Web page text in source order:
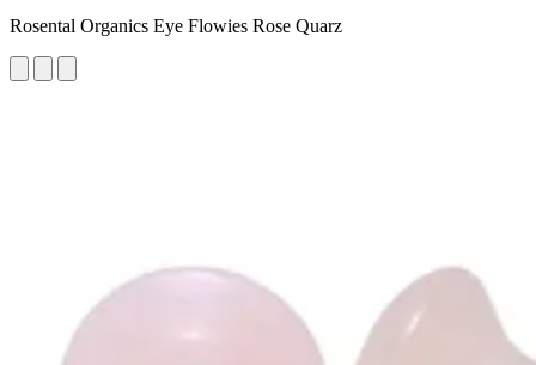
Rosental Organics Eye Flowies Rose Quarz